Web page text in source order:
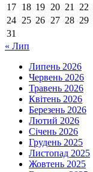
17 18 19 20 21 22
24 25 26 27 28 29
31
« Лип
Липень 2026
Червень 2026
Травень 2026
Квітень 2026
Березень 2026
Лютий 2026
Січень 2026
Грудень 2025
Листопад 2025
Жовтень 2025